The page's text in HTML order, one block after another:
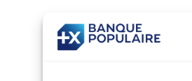
championnes